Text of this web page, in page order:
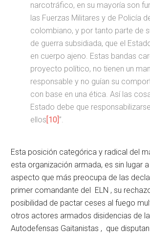
narcotráfico, en su mayoría son
las Fuerzas Militares y de Policía
colombiano, y por tanto parte de
de guerra subsidiada, que el
en cuerpo ajeno. Estas bandas
proyecto político, no tienen un
responsable y no guían su
con base en una ética. Así las
Estado debe que
ellos [10]”.
Esta posición categórica y radical del
esta organización armada, es sin lugar a
aspecto que más preocupa de las
primer comandante del ELN , su
posibilidad de pactar ceses al fuego
otros actores armados disidencias de
Autodefensas Gaitanistas , que